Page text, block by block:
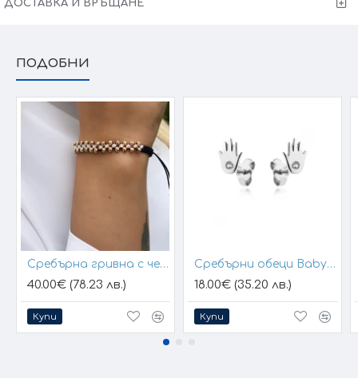
ДОСТАВКА И ВРЪЩАНЕ
ПОДОБНИ
Сребърна гривна с черен конец и позлатени топчета
40.00€ (78.23 лв.)
Купи
Сребърни обеци Baby Hands
18.00€ (35.20 лв.)
Купи